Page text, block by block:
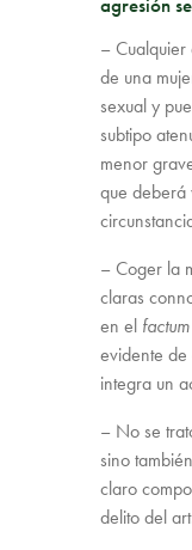
–
de una
sexual y
subtipo
menor
que deberá
– Coger la
claras
en el factum
evidente
integra un
– No se
sino
claro
delito del